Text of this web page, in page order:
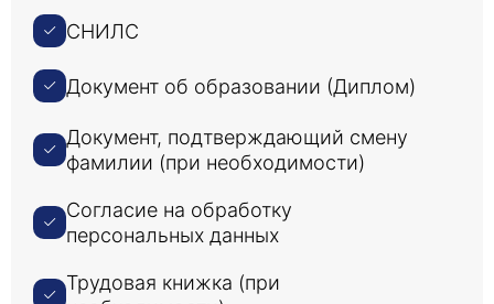
более серьезных функциональных проблем. Эти
дефекты могут включать сколы или поломки
цвета и даже отсутствие зубов. Если дефекты
зубов не лечить, они могут привести к более
серьезным стоматологическим проблемам,
таким как кариес и заболевания десен.
Пародонтоз - это распространенное
СНИЛС
Документ об образовании (Диплом)
Документ, подтверждающий смену
фамилии (при необходимости)
Согласие на обработку
персональных данных
Трудовая книжка (при